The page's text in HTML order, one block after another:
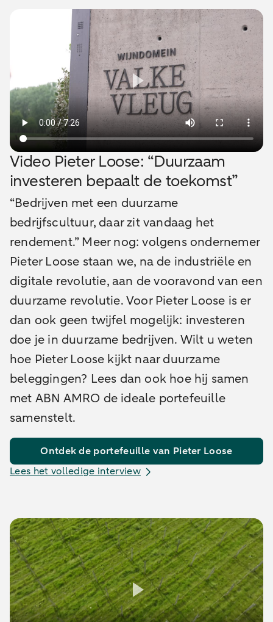
Video Pieter Loose: “Duurzaam
investeren bepaalt de toekomst”
“Bedrijven met een duurzame
bedrijfscultuur, daar zit vandaag het
rendement.” Meer nog: volgens ondernemer
Pieter Loose staan we, na de industriële en
digitale revolutie, aan de vooravond van een
duurzame revolutie. Voor Pieter Loose is er
dan ook geen twijfel mogelijk: investeren
doe je in duurzame bedrijven. Wilt u weten
hoe Pieter Loose kijkt naar duurzame
beleggingen? Lees dan ook hoe hij samen
met ABN AMRO de ideale portefeuille
samenstelt.
Ontdek de portefeuille van Pieter Loose
Lees het volledige interview